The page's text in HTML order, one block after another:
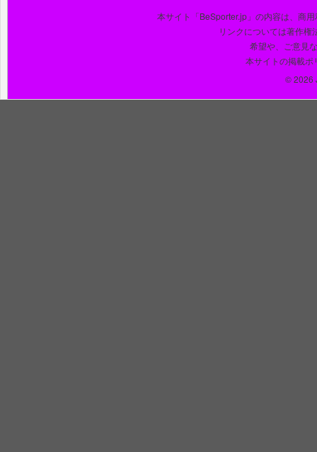
本サイト「BeSporter.jp」の内容は、商
リンクについては著作権
希望や、ご意見
本サイトの掲載ポ
© 2026